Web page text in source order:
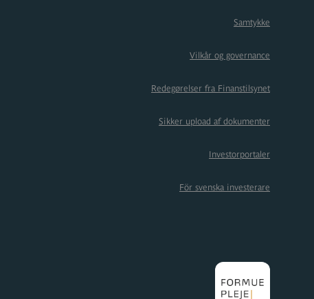
Samtykke
Vilkår og governance
Redegørelser fra Finanstilsynet
Sikker upload af dokumenter
Investorportaler
För svenska investerare